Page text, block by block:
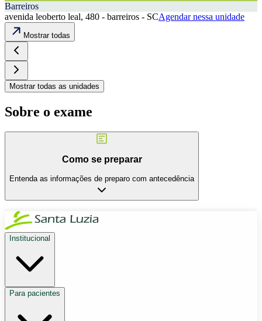
Barreiros
avenida leoberto leal, 480 - barreiros - SCAgendar nessa unidade
Mostrar todas
Mostrar todas as unidades
Sobre o exame
Como se preparar
Entenda as informações de preparo com antecedência
Institucional
Para pacientes